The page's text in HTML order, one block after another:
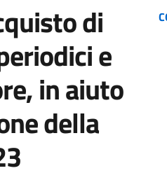
di
e
in aiuto
della